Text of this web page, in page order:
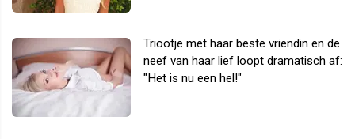
Triootje met haar beste vriendin en de
neef van haar lief loopt dramatisch af:
"Het is nu een hel!"